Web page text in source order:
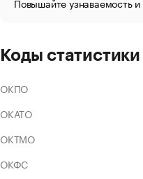
Коды статистики
ОКПО
ОКАТО
ОКТМО
ОКФС